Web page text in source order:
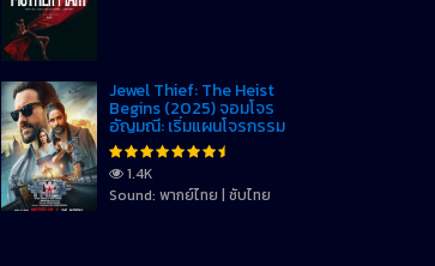
Jewel Thief: The Heist
Begins (2025) จอมโจร
อัญมณี: เริ่มแผนโจรกรรม
1.4K
Sound: พากย์ไทย | ซับไทย